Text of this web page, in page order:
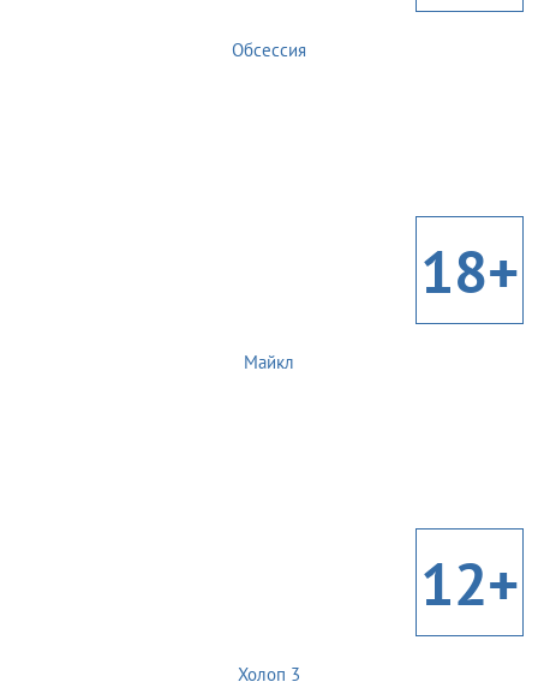
Обсессия
18+
Майкл
12+
Холоп 3